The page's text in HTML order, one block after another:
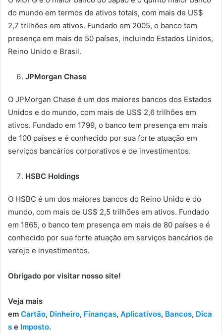
do mundo em termos de ativos totais, com mais de US$
2,7 trilhões em ativos. Fundado em 2005, o banco tem
presença em mais de 50 países, incluindo Estados Unidos,
Reino Unido e Brasil.
JPMorgan Chase
O JPMorgan Chase é um dos maiores bancos dos Estados
Unidos e do mundo, com mais de US$ 2,6 trilhões em
ativos. Fundado em 1799, o banco tem presença em mais
de 100 países e é conhecido por sua forte atuação em
serviços bancários corporativos e de investimentos.
HSBC Holdings
O HSBC é um dos maiores bancos do Reino Unido e do
mundo, com mais de US$ 2,5 trilhões em ativos. Fundado
em 1865, o banco tem presença em mais de 80 países e é
conhecido por sua forte atuação em serviços bancários de
varejo e investimentos.
Obrigado por visitar nosso site!
Veja mais
em Cartão, Dinheiro, Finanças, Aplicativos, Bancos, Dica
s e Imposto.